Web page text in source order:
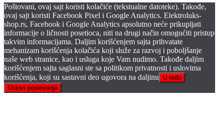
Poštovani, ovaj sajt koristi kolačiće (tekstualne datoteke). Takođe,
ovaj sajt koristi Facebook Pixel i Google Analytics. Elektroluks-
shop.rs, Facebook i Google Analytics apsolutno neće prikupljati
informacije o ličnosti posetioca, niti na drugi način omogućiti pristup
takvim informacijama. Daljim korišćenjem sajta prihvatate
mehanizam korišćenja kolačića koji služe za razvoj i poboljšanje
naše web stranice, kao i usluga koje Vam nudimo. Takođe daljim
korišćenjem sajta saglasni ste sa politikom privatnosti i uslovima
korišćenja, koji su sastavni deo ugovora na daljinu
U redu
Uslovi poslovanja